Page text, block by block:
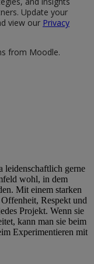
leidenschaftlich gerne
wohl, in dem
Mit einem starken
Respekt und
Projekt. Wenn sie
kann man sie beim
Experimentieren mit